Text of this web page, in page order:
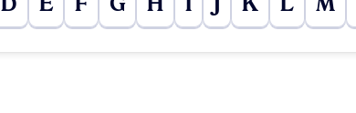
D E F G H I K L M